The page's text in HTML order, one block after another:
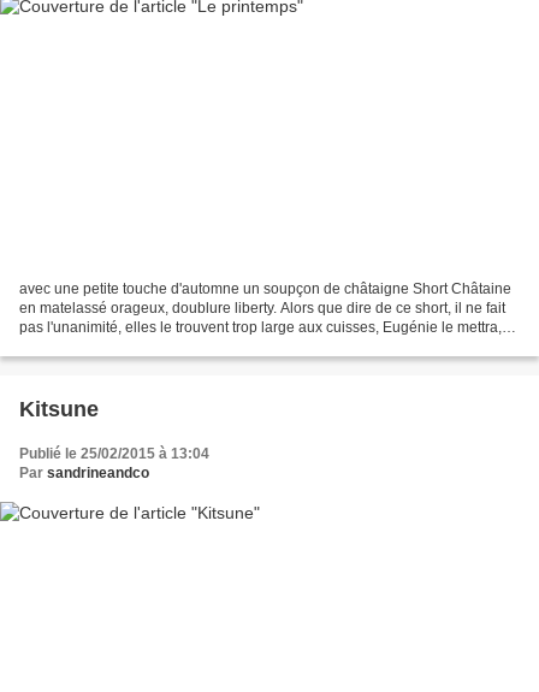
avec une petite touche d'automne un soupçon de châtaigne Short Châtaine
en matelassé orageux, doublure liberty. Alors que dire de ce short, il ne fait
pas l'unanimité, elles le trouvent trop large aux cuisses, Eugénie le mettra,
Kitsune
Publié le 25/02/2015 à 13:04
Par sandrineandco